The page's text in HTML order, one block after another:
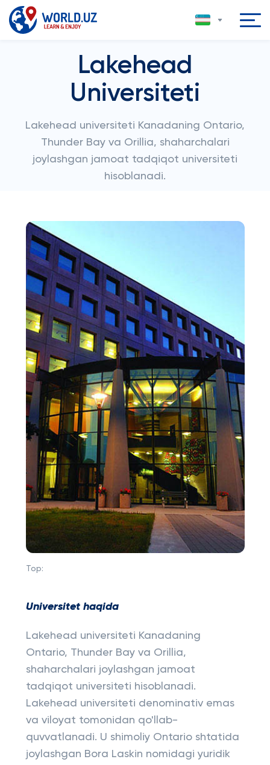
Lakehead
Universiteti
Lakehead universiteti Kanadaning Ontario,
Thunder Bay va Orillia, shaharchalari
joylashgan jamoat tadqiqot universiteti
hisoblanadi.
Top:
Universitet haqida
Lakehead universiteti Kanadaning
Ontario, Thunder Bay va Orillia,
shaharchalari joylashgan jamoat
tadqiqot universiteti hisoblanadi.
Lakehead universiteti denominativ emas
va viloyat tomonidan qo'llab-
quvvatlanadi. U shimoliy Ontario shtatida
joylashgan Bora Laskin nomidagi yuridik